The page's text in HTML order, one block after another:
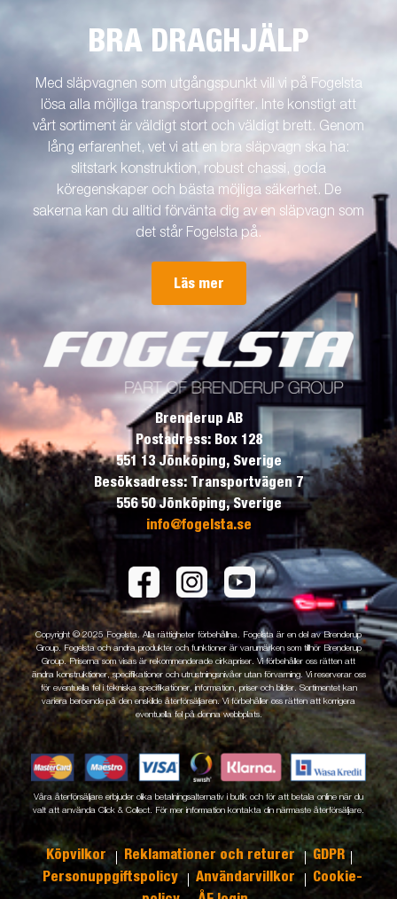
BRA DRAGHJÄLP
Med släpvagnen som utgångspunkt vill vi på Fogelsta
lösa alla möjliga transportuppgifter. Inte konstigt att
vårt sortiment är väldigt stort och väldigt brett. Genom
lång erfarenhet, vet vi att en bra släpvagn ska ha:
slitstark konstruktion, robust chassi, goda
köregenskaper och bästa möjliga säkerhet. De
sakerna kan du alltid förvänta dig av en släpvagn som
det står Fogelsta på.
Läs mer
Brenderup AB
Postadress: Box 128
551 13 Jönköping, Sverige
Besöksadress: Transportvägen 7
556 50 Jönköping, Sverige
info@fogelsta.se
Copyright © 2025 Fogelsta. Alla rättigheter förbehållna. Fogelsta är en del av Brenderup
Group. Fogelsta och andra produkter och funktioner är varumärken som tillhör Brenderup
Group. Priserna som visas är rekommenderade cirkapriser. Vi förbehåller oss rätten att
ändra konstruktioner, specifikationer och utrustningsnivåer utan förvarning. Vi reserverar oss
för eventuella fel i tekniska specifikationer, information, priser och bilder. Sortimentet kan
variera beroende på den enskilde återförsäljaren. Vi förbehåller oss rätten att korrigera
eventuella fel på denna webbplats.
Våra återförsäljare erbjuder olika betalningsalternativ i butik och för att betala online när du
valt att använda Click & Collect. För mer information kontakta din närmaste återförsäljare.
Köpvilkor Reklamationer och returer
GDPR
Personuppgiftspolicy
Användarvillkor
Cookie-